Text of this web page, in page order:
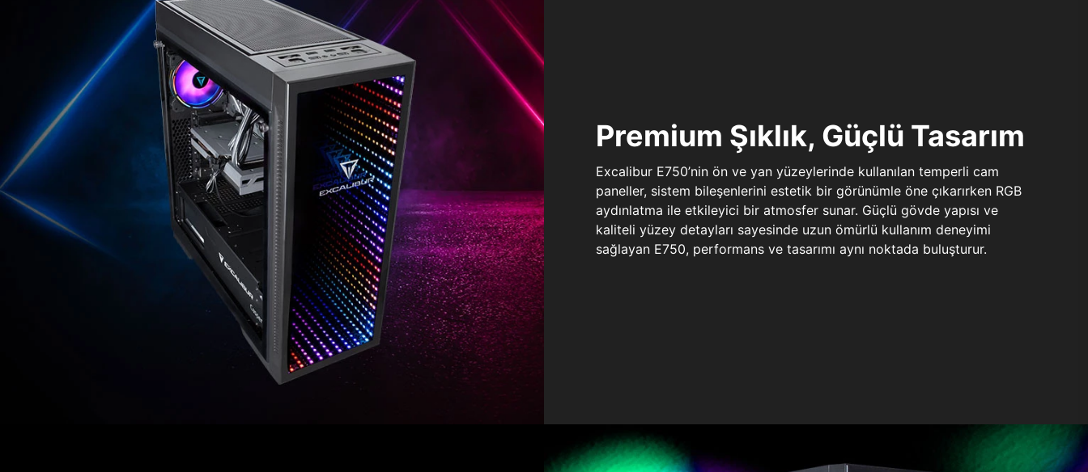
Premium Şıklık, Güçlü Tasarım
Excalibur E750’nin ön ve yan yüzeylerinde kullanılan temperli cam
paneller, sistem bileşenlerini estetik bir görünümle öne çıkarırken RGB
aydınlatma ile etkileyici bir atmosfer sunar. Güçlü gövde yapısı ve
kaliteli yüzey detayları sayesinde uzun ömürlü kullanım deneyimi
sağlayan E750, performans ve tasarımı aynı noktada buluşturur.